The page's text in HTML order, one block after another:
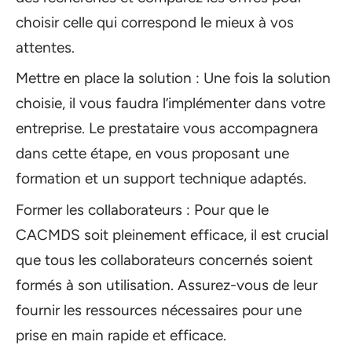
choisir celle qui correspond le mieux à vos
attentes.
Mettre en place la solution : Une fois la solution
choisie, il vous faudra l’implémenter dans votre
entreprise. Le prestataire vous accompagnera
dans cette étape, en vous proposant une
formation et un support technique adaptés.
Former les collaborateurs : Pour que le
CACMDS soit pleinement efficace, il est crucial
que tous les collaborateurs concernés soient
formés à son utilisation. Assurez-vous de leur
fournir les ressources nécessaires pour une
prise en main rapide et efficace.